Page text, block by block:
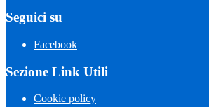
Seguici su
Facebook
Sezione Link Utili
Cookie policy